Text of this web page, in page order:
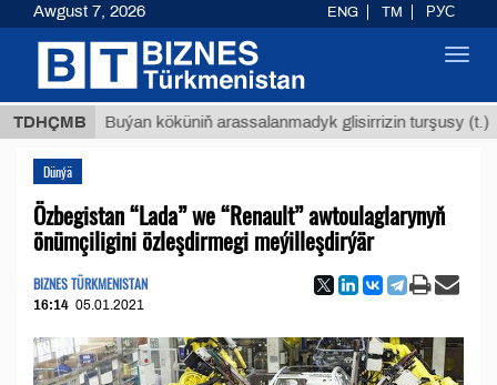
TDHÇMB
Buýan köküniň arassalanmadyk glisirrizin turşusy (t.)
Dünýä
Özbegistan “Lada” we “Renault” awtoulaglarynyň
önümçiligini özleşdirmegi meýilleşdirýär
BIZNES TÜRKMENISTAN
16:14 05.01.2021
Awgust 7, 2026 ENG TM РУС